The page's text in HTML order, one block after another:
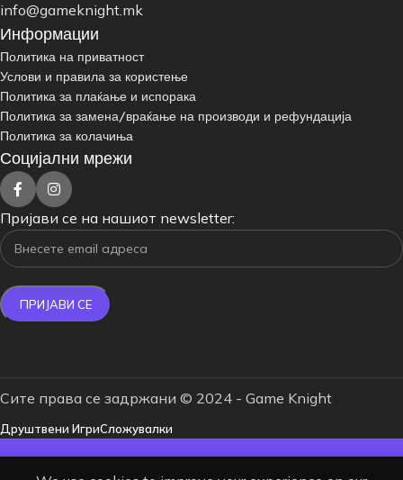
БЕСПЛАТНА ДОСТАВА ЗА НАРАЧКИ
info@gameknight.mk
Информации
Политика на приватност
Услови и правила за користење
Политика за плаќање и испорака
Политика за замена/враќање на производи и рефундација
Политика за колачиња
Социјални мрежи
Пријави се на нашиот newsletter:
Сите права се задржани © 2024 - Game Knight
Друштвени ИгриСложувалки